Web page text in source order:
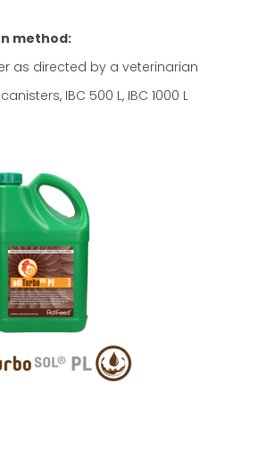
method:
as directed by a veterinarian
IBC 500 L, IBC 1000 L